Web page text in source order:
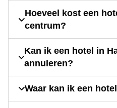
Hoeveel kost een
centrum?
Kan ik een hotel in
annuleren?
Waar kan ik een